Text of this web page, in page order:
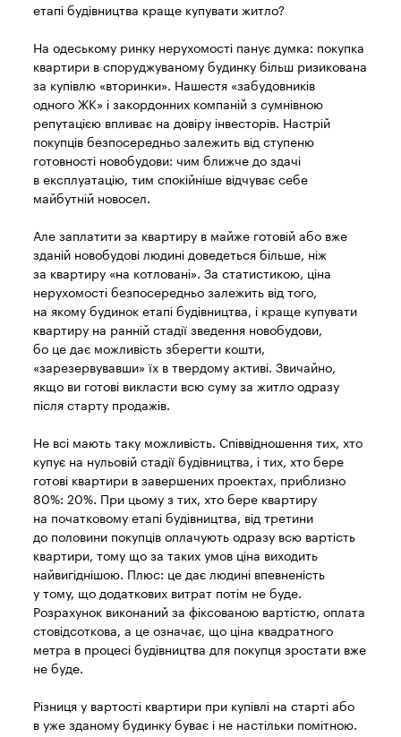
етапі будівництва краще купувати житло?
На одеському ринку нерухомості панує думка: покупка
квартири в споруджуваному будинку більш ризикована
за купівлю «вторинки». Нашестя «забудовників
одного ЖК» і закордонних компаній з сумнівною
репутацією впливає на довіру інвесторів. Настрій
покупців безпосередньо залежить від ступеню
готовності новобудови: чим ближче до здачі
в експлуатацію, тим спокійніше відчуває себе
майбутній новосел.
Але заплатити за квартиру в майже готовій або вже
зданій новобудові людині доведеться більше, ніж
за квартиру «на котловані». За статистикою, ціна
нерухомості безпосередньо залежить від того,
на якому будинок етапі будівництва, і краще купувати
квартиру на ранній стадії зведення новобудови,
бо це дає можливість зберегти кошти,
«зарезервувавши» їх в твердому активі. Звичайно,
якщо ви готові викласти всю суму за житло одразу
після старту продажів.
Не всі мають таку можливість. Співвідношення тих, хто
купує на нульовій стадії будівництва, і тих, хто бере
готові квартири в завершених проектах, приблизно
80%: 20%. При цьому з тих, хто бере квартиру
на початковому етапі будівництва, від третини
до половини покупців оплачують одразу всю вартість
квартири, тому що за таких умов ціна виходить
найвигіднішою. Плюс: це дає людині впевненість
у тому, що додаткових витрат потім не буде.
Розрахунок виконаний за фіксованою вартістю, оплата
стовідсоткова, а це означає, що ціна квадратного
метра в процесі будівництва для покупця зростати вже
не буде.
Різниця у вартості квартири при купівлі на старті або
в уже зданому будинку буває і не настільки помітною.